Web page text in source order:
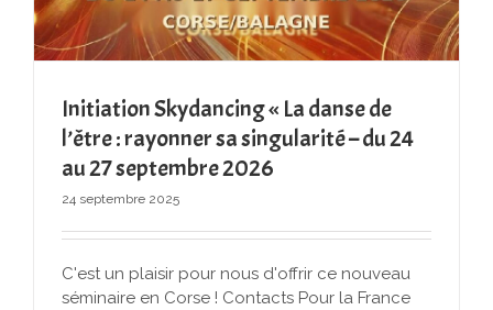
Initiation Skydancing « La danse de
l’être : rayonner sa singularité – du 24
au 27 septembre 2026
24 septembre 2025
C'est un plaisir pour nous d'offrir ce nouveau
séminaire en Corse ! Contacts Pour la France